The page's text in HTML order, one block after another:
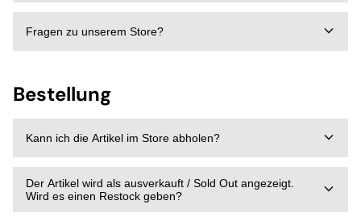
Fragen zu unserem Store?
Bestellung
Kann ich die Artikel im Store abholen?
Der Artikel wird als ausverkauft / Sold Out angezeigt.
Wird es einen Restock geben?